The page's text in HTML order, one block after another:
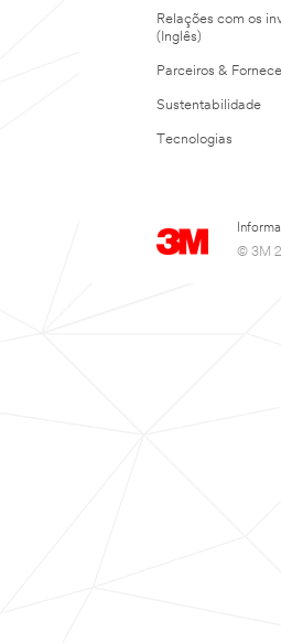
Relações com os
(Inglês)
Parceiros &
Sustentabilidade
Tecnologias
© 3M